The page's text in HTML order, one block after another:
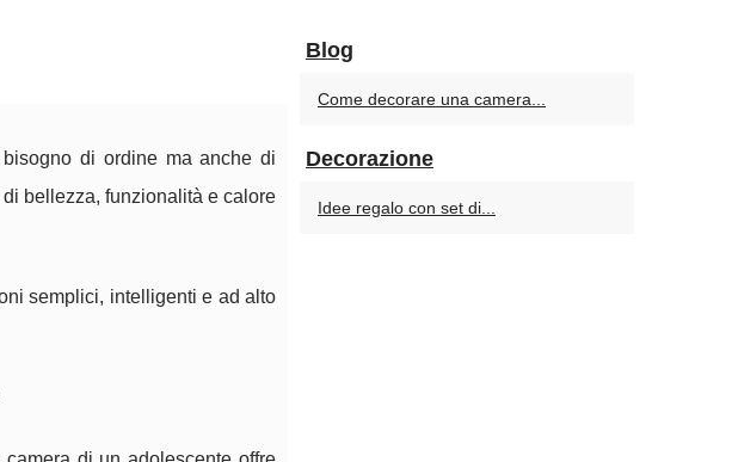
di ordine ma anche di
bellezza, funzionalità e calore
semplici, intelligenti e ad alto
Blog
Come decorare una camera...
Decorazione
Idee regalo con set di...